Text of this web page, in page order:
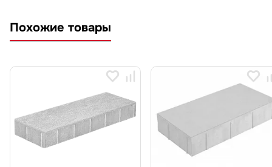
Похожие товары